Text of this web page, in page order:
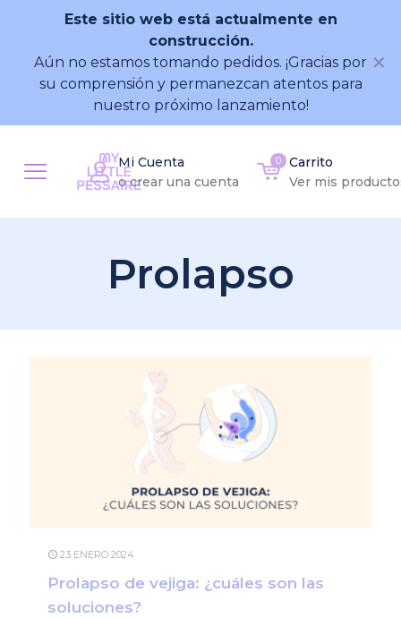
Este sitio web está actualmente en
construcción.
Aún no estamos tomando pedidos. ¡Gracias por
su comprensión y permanezcan atentos para
nuestro próximo lanzamiento!
✕
Mi Cuenta
o crear una cuenta
0
Carrito
Ver mis
Prolapso
23 ENERO 2024
Prolapso de vejiga: ¿cuáles son las
soluciones?